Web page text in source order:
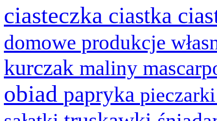
ciasteczka ciastka
domowe produkcje
kurczak maliny
obiad papryka